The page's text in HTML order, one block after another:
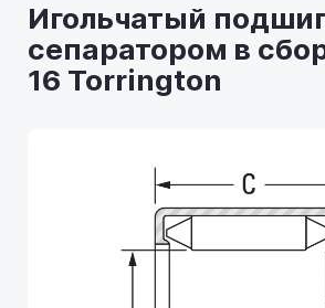
Игольчатый
сепаратором в
16 Torrington